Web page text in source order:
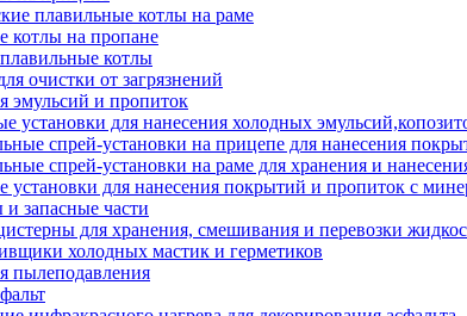
плавильные котлы на раме
котлы на пропане
котлы
очистки от загрязнений
эмульсий и пропиток
установки для нанесения холодных
спрей-установки на прицепе для нанесения
спрей-установки на раме для хранения и
установки для нанесения покрытий и пропиток с
и запасные части
для хранения, смешивания и перевозки
холодных мастик и герметиков
пылеподавления